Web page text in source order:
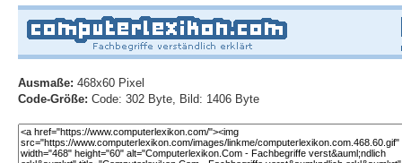
Ausmaße: 468x60 Pixel
Code-Größe: Code: 302 Byte, Bild: 1406 Byte